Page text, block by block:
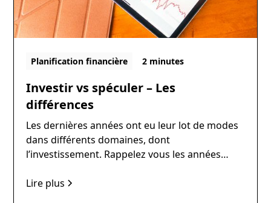
Planification financière 2 minutes
Investir vs spéculer – Les
différences
Les dernières années ont eu leur lot de modes
dans différents domaines, dont
l’investissement. Rappelez vous les années
2019 à aujourd’hui les cryptomonnaies et cette
Lire plus